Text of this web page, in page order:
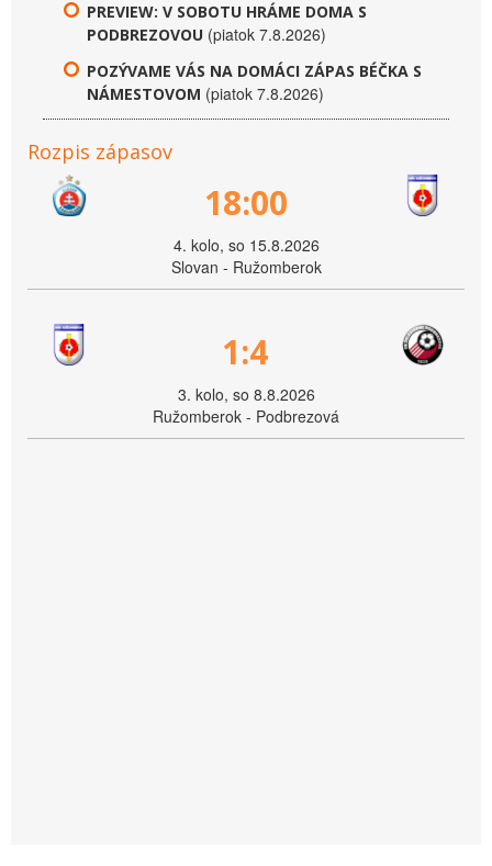
PREVIEW: V SOBOTU HRÁME DOMA S
PODBREZOVOU (piatok 7.8.2026)
POZÝVAME VÁS NA DOMÁCI ZÁPAS BÉČKA S
NÁMESTOVOM (piatok 7.8.2026)
Rozpis zápasov
18:00
4. kolo, so 15.8.2026
Slovan - Ružomberok
1:4
3. kolo, so 8.8.2026
Ružomberok - Podbrezová